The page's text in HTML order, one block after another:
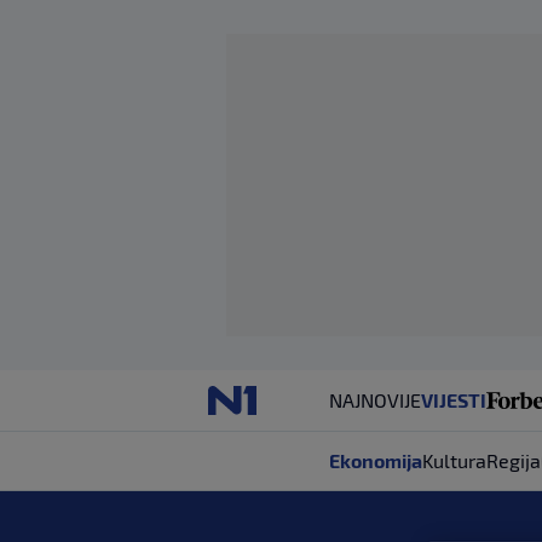
NAJNOVIJEVIJESTI
EkonomijaKulturaRegija